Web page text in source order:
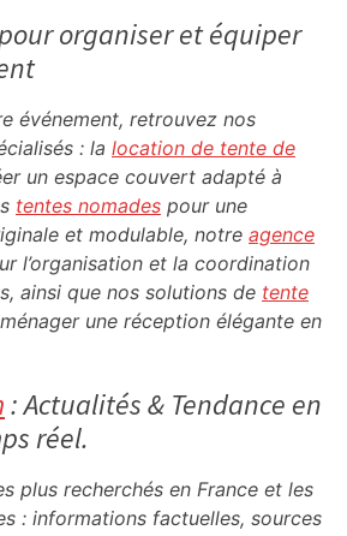
organiser et équiper
événement, retrouvez nos
: la location de tente de
un espace couvert adapté à
tentes nomades pour une
et modulable, notre agence
l’organisation et la coordination
ainsi que nos solutions de tente
une réception élégante en
: Actualités & Tendance en
réel.
plus recherchés en France et les
: informations factuelles, sources